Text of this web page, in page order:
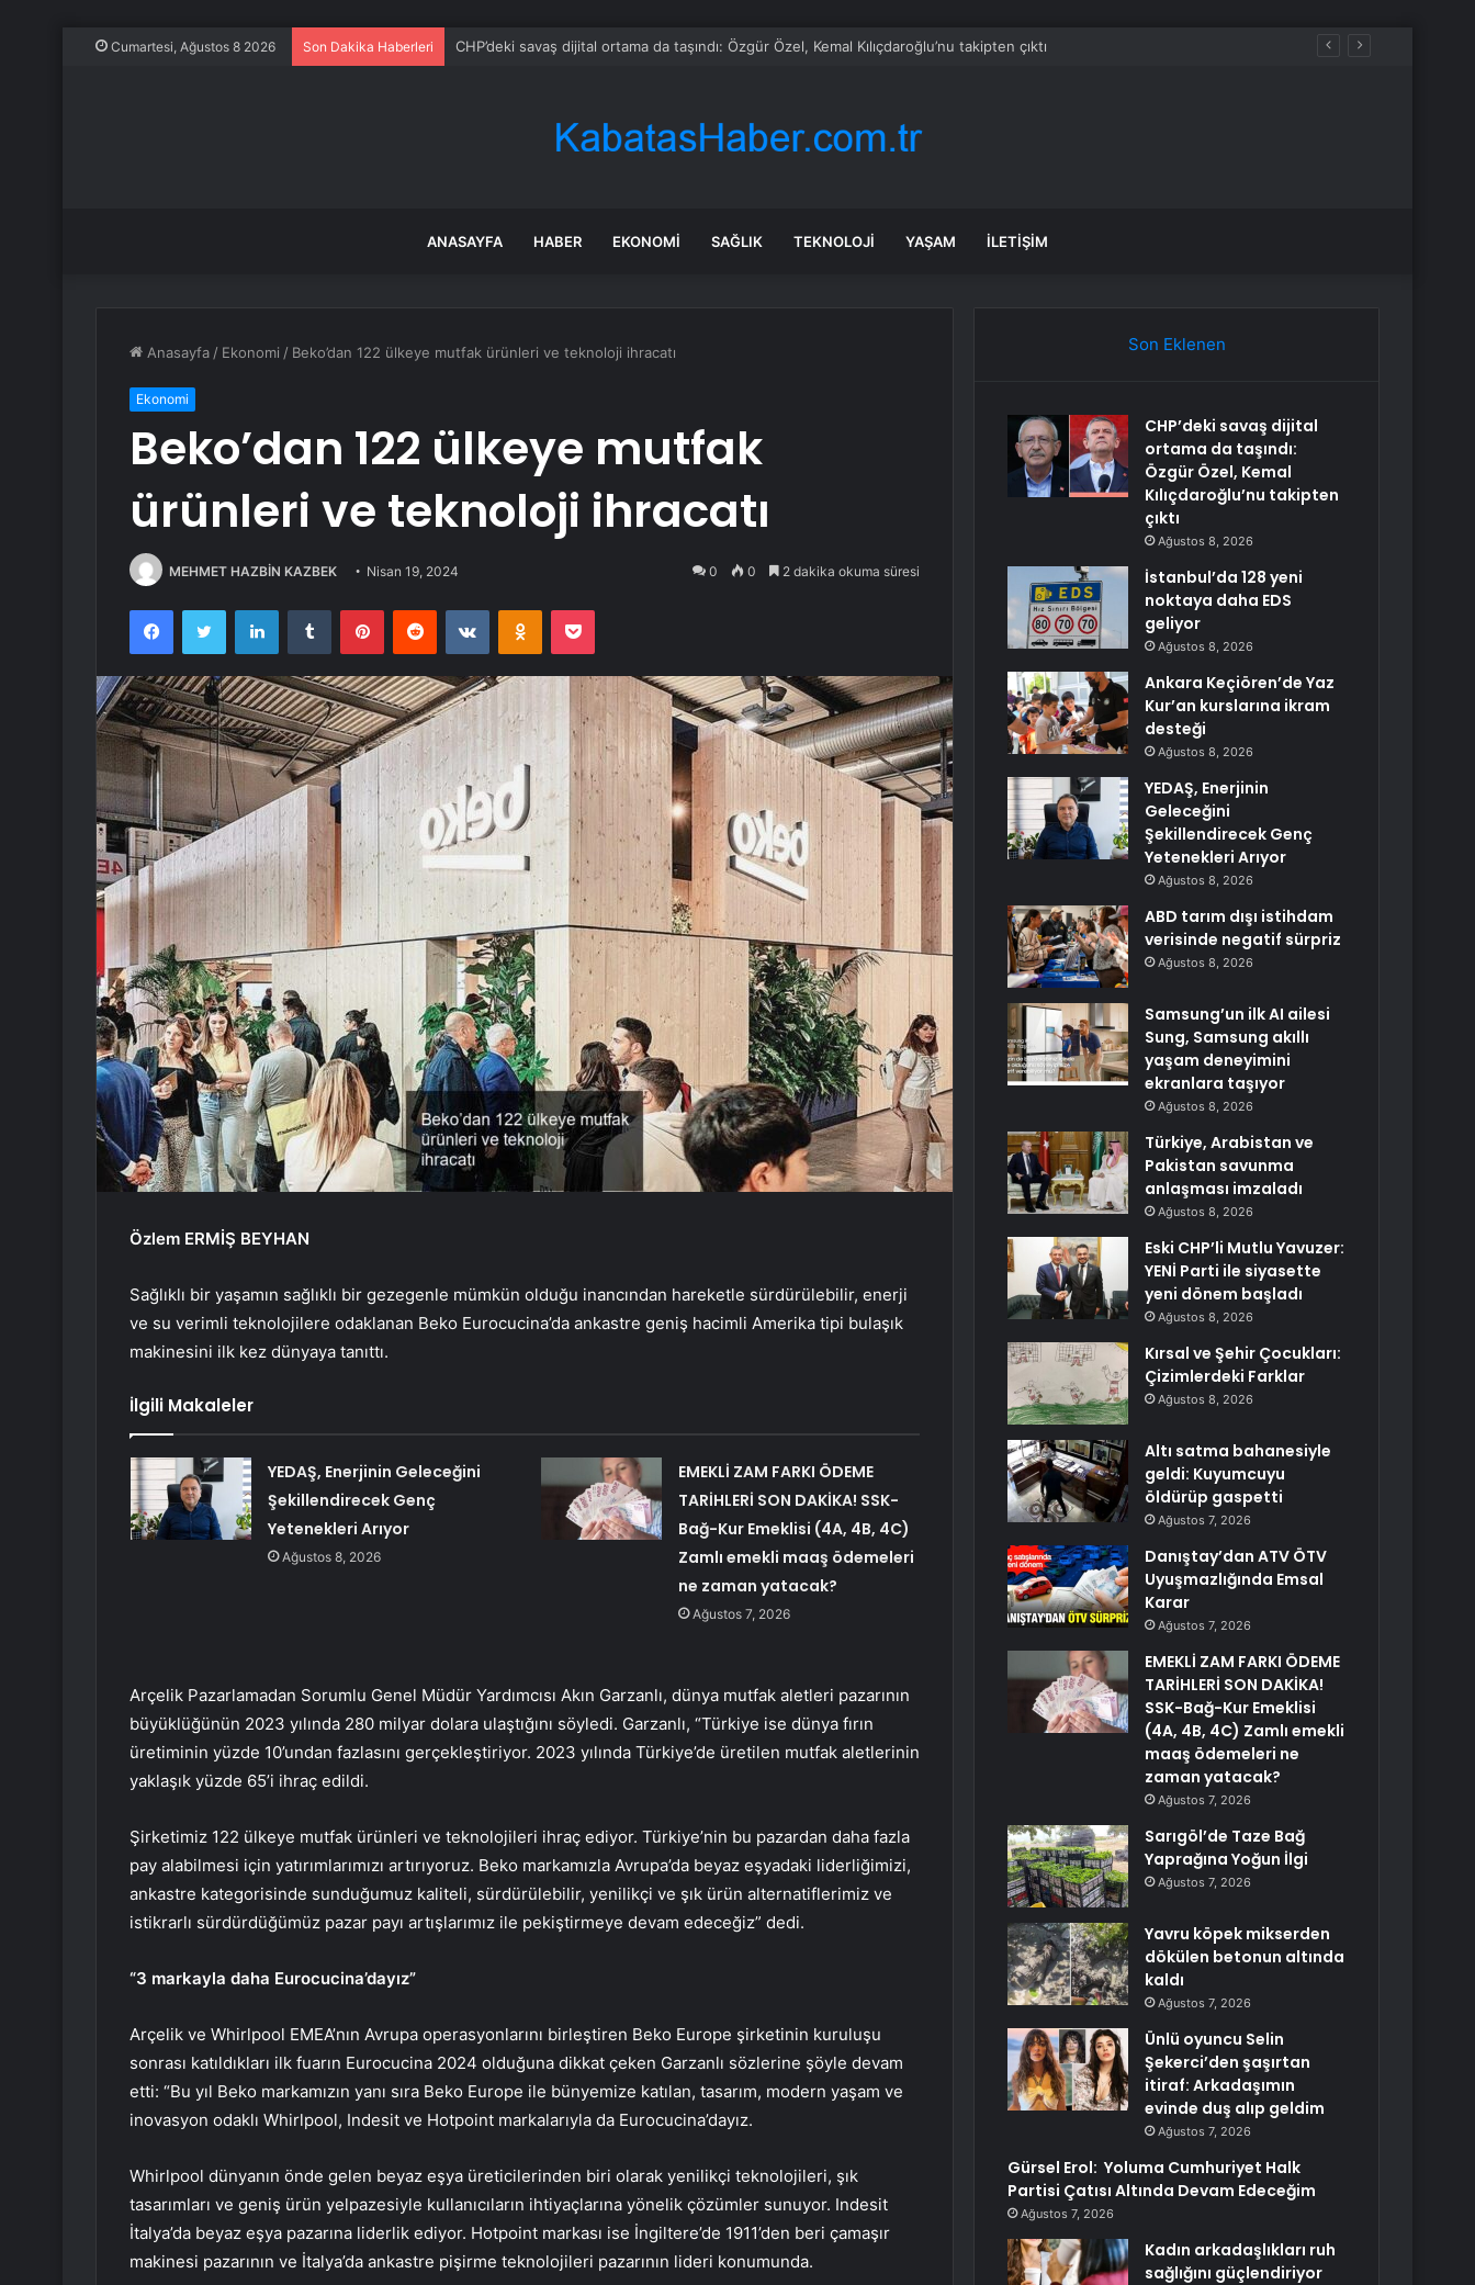
Cumartesi, Ağustos 8 2026 Son Dakika Haberleri İstanbul’da 128 yeni noktaya daha EDS geliyor
ANASAYFA HABER EKONOMI SAĞLIK TEKNOLOJI YAŞAM İLETIŞIM
Anasayfa / Ekonomi / Beko’dan 122 ülkeye mutfak ürünleri ve teknoloji ihracatı
Ekonomi
Beko’dan 122 ülkeye mutfak
ürünleri ve teknoloji ihracatı
MEHMET HAZBİN KAZBEK Nisan 19, 2024 0 0 2 dakika okuma süresi
FacebookTwitter LinkedInTumblr PinterestReddit VKontakteOdnoklassniki
Pocket
Özlem ERMİŞ BEYHAN
Sağlıklı bir yaşamın sağlıklı bir gezegenle mümkün olduğu inancından hareketle sürdürülebilir, enerji
ve su verimli teknolojilere odaklanan Beko Eurocucina’da ankastre geniş hacimli Amerika tipi bulaşık
makinesini ilk kez dünyaya tanıttı.
İlgili Makaleler
YEDAŞ, Enerjinin Geleceğini
Şekillendirecek Genç
Yetenekleri Arıyor
Ağustos 8, 2026
EMEKLİ ZAM FARKI ÖDEME
TARİHLERİ SON DAKİKA! SSK-
Bağ-Kur Emeklisi (4A, 4B, 4C)
Zamlı emekli maaş ödemeleri
ne zaman yatacak?
Ağustos 7, 2026
Arçelik Pazarlamadan Sorumlu Genel Müdür Yardımcısı Akın Garzanlı, dünya mutfak aletleri pazarının
büyüklüğünün 2023 yılında 280 milyar dolara ulaştığını söyledi. Garzanlı, “Türkiye ise dünya fırın
üretiminin yüzde 10’undan fazlasını gerçekleştiriyor. 2023 yılında Türkiye’de üretilen mutfak aletlerinin
yaklaşık yüzde 65’i ihraç edildi.
Şirketimiz 122 ülkeye mutfak ürünleri ve teknolojileri ihraç ediyor. Türkiye’nin bu pazardan daha fazla
pay alabilmesi için yatırımlarımızı artırıyoruz. Beko markamızla Avrupa’da beyaz eşyadaki liderliğimizi,
ankastre kategorisinde sunduğumuz kaliteli, sürdürülebilir, yenilikçi ve şık ürün alternatiflerimiz ve
istikrarlı sürdürdüğümüz pazar payı artışlarımız ile pekiştirmeye devam edeceğiz” dedi.
“3 markayla daha Eurocucina’dayız”
Arçelik ve Whirlpool EMEA’nın Avrupa operasyonlarını birleştiren Beko Europe şirketinin kuruluşu
sonrası katıldıkları ilk fuarın Eurocucina 2024 olduğuna dikkat çeken Garzanlı sözlerine şöyle devam
etti: “Bu yıl Beko markamızın yanı sıra Beko Europe ile bünyemize katılan, tasarım, modern yaşam ve
inovasyon odaklı Whirlpool, Indesit ve Hotpoint markalarıyla da Eurocucina’dayız.
Whirlpool dünyanın önde gelen beyaz eşya üreticilerinden biri olarak yenilikçi teknolojileri, şık
tasarımları ve geniş ürün yelpazesiyle kullanıcıların ihtiyaçlarına yönelik çözümler sunuyor. Indesit
İtalya’da beyaz eşya pazarına liderlik ediyor. Hotpoint markası ise İngiltere’de 1911’den beri çamaşır
makinesi pazarının ve İtalya’da ankastre pişirme teknolojileri pazarının lideri konumunda.
Son Eklenen
CHP’deki savaş dijital
ortama da taşındı:
Özgür Özel, Kemal
Kılıçdaroğlu’nu takipten
çıktı
Ağustos 8, 2026
İstanbul’da 128 yeni
noktaya daha EDS
geliyor
Ağustos 8, 2026
Ankara Keçiören’de Yaz
Kur’an kurslarına ikram
desteği
Ağustos 8, 2026
YEDAŞ, Enerjinin
Geleceğini
Şekillendirecek Genç
Yetenekleri Arıyor
Ağustos 8, 2026
ABD tarım dışı istihdam
verisinde negatif sürpriz
Ağustos 8, 2026
Samsung’un ilk AI ailesi
Sung, Samsung akıllı
yaşam deneyimini
ekranlara taşıyor
Ağustos 8, 2026
Türkiye, Arabistan ve
Pakistan savunma
anlaşması imzaladı
Ağustos 8, 2026
Eski CHP’li Mutlu Yavuzer:
YENİ Parti ile siyasette
yeni dönem başladı
Ağustos 8, 2026
Kırsal ve Şehir Çocukları:
Çizimlerdeki Farklar
Ağustos 8, 2026
Altı satma bahanesiyle
geldi: Kuyumcuyu
öldürüp gaspetti
Ağustos 7, 2026
Danıştay’dan ATV ÖTV
Uyuşmazlığında Emsal
Karar
Ağustos 7, 2026
EMEKLİ ZAM FARKI ÖDEME
TARİHLERİ SON DAKİKA!
SSK-Bağ-Kur Emeklisi
(4A, 4B, 4C) Zamlı emekli
maaş ödemeleri ne
zaman yatacak?
Ağustos 7, 2026
Sarıgöl’de Taze Bağ
Yaprağına Yoğun İlgi
Ağustos 7, 2026
Yavru köpek mikserden
dökülen betonun altında
kaldı
Ağustos 7, 2026
Ünlü oyuncu Selin
Şekerci’den şaşırtan
itiraf: Arkadaşımın
evinde duş alıp geldim
Ağustos 7, 2026
Gürsel Erol: Yoluma Cumhuriyet Halk
Partisi Çatısı Altında Devam Edeceğim
Ağustos 7, 2026
Kadın arkadaşlıkları ruh
sağlığını güçlendiriyor